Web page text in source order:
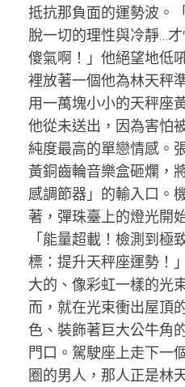
抵抗那負面的運勢波。
脫一切的理性與冷靜…
傻氣啊！」他絕望地低
裡放著一個他為林天秤
用一萬塊小小的天秤座
他從未送出，因為害怕
純度最高的單戀情感。
黃銅齒輪音樂盒砸爛，
感調節器」的輸入口。
著，彈珠臺上的燈光開
「能量超載！檢測到極
標：提升天秤座運勢！
大的、像彩虹一樣的光
而，就在光束衝出屋頂
色、裝飾著巨大公牛角
門口。駕駛座上走下一
圈的男人，那人正是